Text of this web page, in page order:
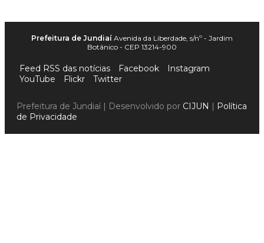
Prefeitura de Jundiaí Avenida da Liberdade, s/nº - Jardim
Botânico - CEP 13214-900
Feed RSS das notícias Facebook
Instagram
YouTube
Flickr Twitter
Prefeitura de Jundiaí | Desenvolvido por CIJUN | Política
de Privacidade